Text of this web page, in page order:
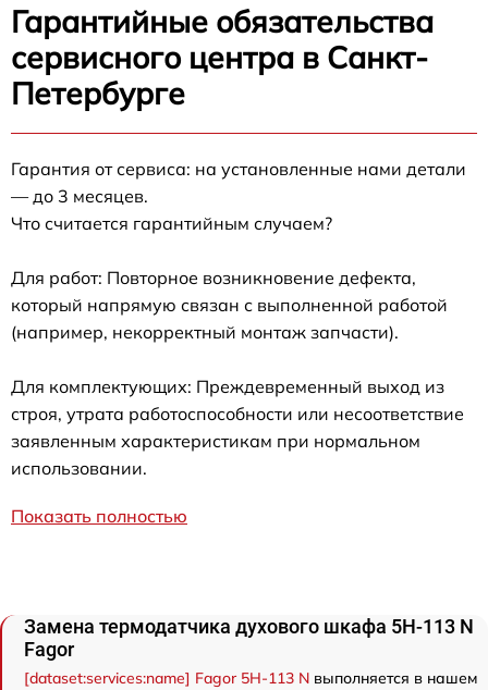
Гарантийные обязательства
сервисного центра в Санкт-
Петербурге
Гарантия от сервиса: на установленные нами детали
— до 3 месяцев.
Что считается гарантийным случаем?
Для работ: Повторное возникновение дефекта,
который напрямую связан с выполненной работой
(например, некорректный монтаж запчасти).
Для комплектующих: Преждевременный выход из
строя, утрата работоспособности или несоответствие
заявленным характеристикам при нормальном
использовании.
Показать полностью
Замена термодатчика духового шкафа 5H-113 N
Fagor
[dataset:services:name] Fagor 5H-113 N выполняется в нашем